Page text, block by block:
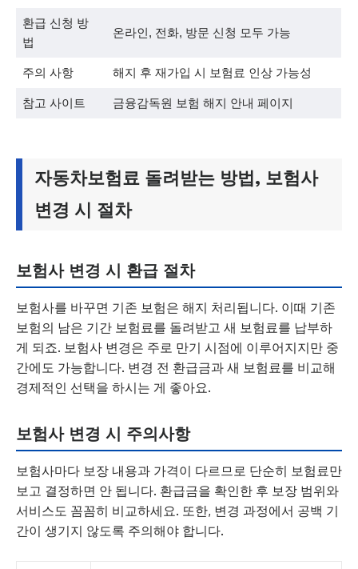
환급 신청 방
법
온라인, 전화, 방문 신청 모두 가능
주의 사항 해지 후 재가입 시 보험료 인상 가능성
참고 사이트 금융감독원 보험 해지 안내 페이지
자동차보험료 돌려받는 방법, 보험사
변경 시 절차
보험사 변경 시 환급 절차
보험사를 바꾸면 기존 보험은 해지 처리됩니다. 이때 기존
보험의 남은 기간 보험료를 돌려받고 새 보험료를 납부하
게 되죠. 보험사 변경은 주로 만기 시점에 이루어지지만 중
간에도 가능합니다. 변경 전 환급금과 새 보험료를 비교해
경제적인 선택을 하시는 게 좋아요.
보험사 변경 시 주의사항
보험사마다 보장 내용과 가격이 다르므로 단순히 보험료만
보고 결정하면 안 됩니다. 환급금을 확인한 후 보장 범위와
서비스도 꼼꼼히 비교하세요. 또한, 변경 과정에서 공백 기
간이 생기지 않도록 주의해야 합니다.